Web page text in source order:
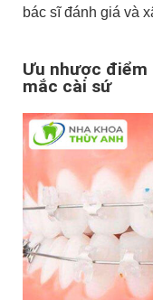
bác sĩ đánh giá và
Ưu nhược điểm
mắc cài sứ